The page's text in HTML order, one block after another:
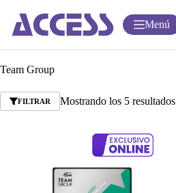
Menú
Team Group
FILTRAR Mostrando los 5 resultados